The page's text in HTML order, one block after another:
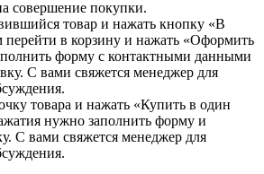
совершение покупки.
товар и нажать кнопку «В
перейти в корзину и нажать «Оформить
форму с контактными данными
С вами свяжется менеджер для
товара и нажать «Купить в один
нужно заполнить форму и
С вами свяжется менеджер для